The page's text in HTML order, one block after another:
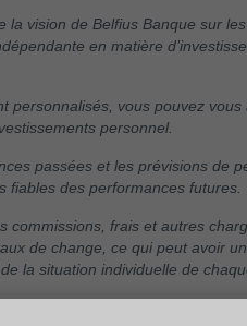
vision de Belfius Banque sur
en matière
personnalisés, vous pouvez
personnel.
passées et les prévisions de
fiables des performances futures.
frais et autres
de change, ce qui peut avoir
la situation individuelle de